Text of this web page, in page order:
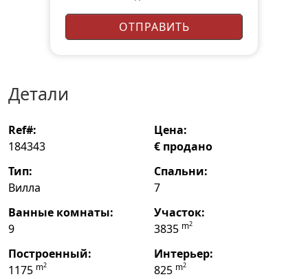
детали
ref#:
184343
цена:
€ продано
тип:
Вилла
спальни:
7
ванные комнаты:
9
участок:
3835 m2
построенный:
1175 m2
интерьер:
825 m2